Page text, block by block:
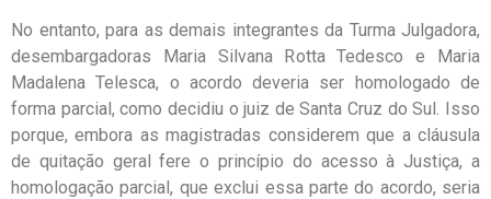
No entanto, para as demais integrantes da Turma Julgadora,
desembargadoras Maria Silvana Rotta Tedesco e Maria
Madalena Telesca, o acordo deveria ser homologado de
forma parcial, como decidiu o juiz de Santa Cruz do Sul. Isso
porque, embora as magistradas considerem que a cláusula
de quitação geral fere o princípio do acesso à Justiça, a
homologação parcial, que exclui essa parte do acordo, seria